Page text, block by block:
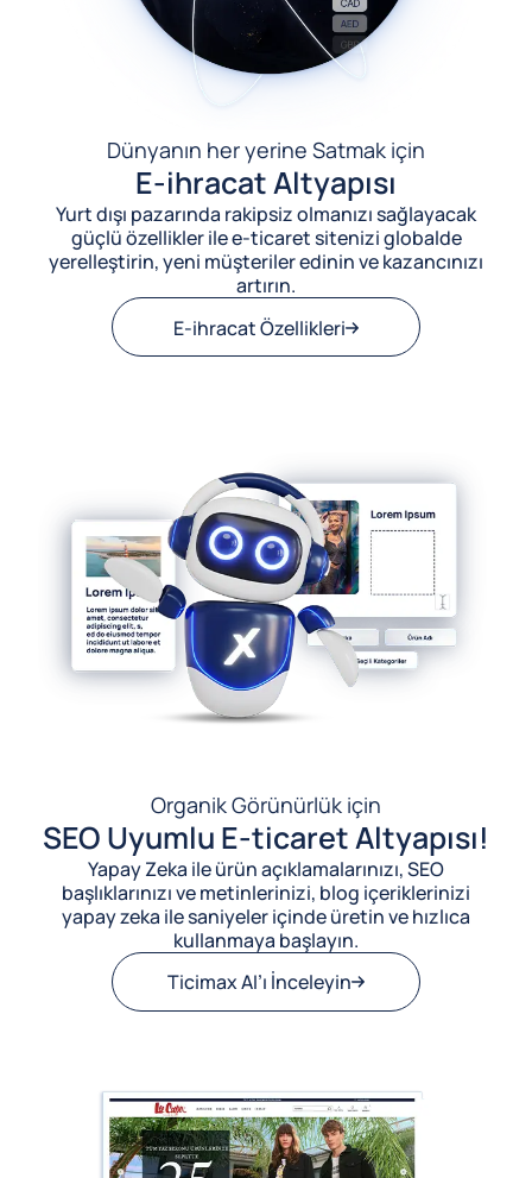
Dünyanın her yerine Satmak için
E-ihracat Altyapısı
Yurt dışı pazarında rakipsiz olmanızı sağlayacak
güçlü özellikler ile e-ticaret sitenizi globalde
yerelleştirin, yeni müşteriler edinin ve kazancınızı
artırın.
E-ihracat Özellikleri
Organik Görünürlük için
SEO Uyumlu E-ticaret Altyapısı!
Yapay Zeka ile ürün açıklamalarınızı, SEO
başlıklarınızı ve metinlerinizi, blog içeriklerinizi
yapay zeka ile saniyeler içinde üretin ve hızlıca
kullanmaya başlayın.
Ticimax AI’ı İnceleyin